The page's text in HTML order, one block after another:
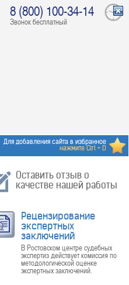
8 (800) 100-34-14
Звонок бесплатный
Для добавления сайта в избранное
нажмите Ctrl + D
Оставить отзыв о
качестве нашей работы
Рецензирование
экспертных
заключений
В Ростовском центре судебных
экспертиз действует комиссия по
методологической оценке
экспертных заключений.